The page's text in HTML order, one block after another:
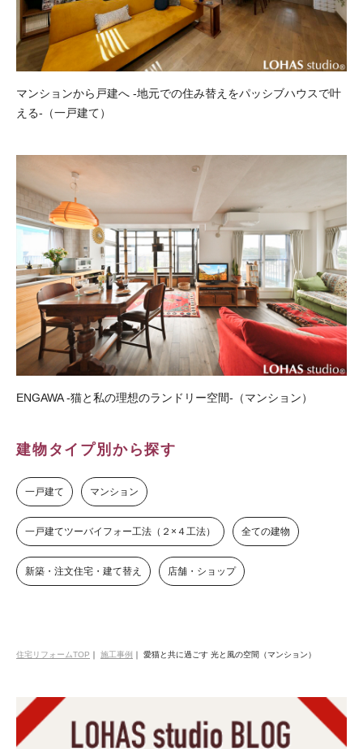
マンションから戸建へ -地元での住み替えをパッシブハウスで叶
える-（一戸建て）
ENGAWA -猫と私の理想のランドリー空間-（マンション）
建物タイプ別から探す
一戸建て マンション
一戸建てツーバイフォー工法（２×４工法） 全ての建物
新築・注文住宅・建て替え 店舗・ショップ
住宅リフォームTOP ｜ 施工事例 ｜ 愛猫と共に過ごす 光と風の空間（マンション）